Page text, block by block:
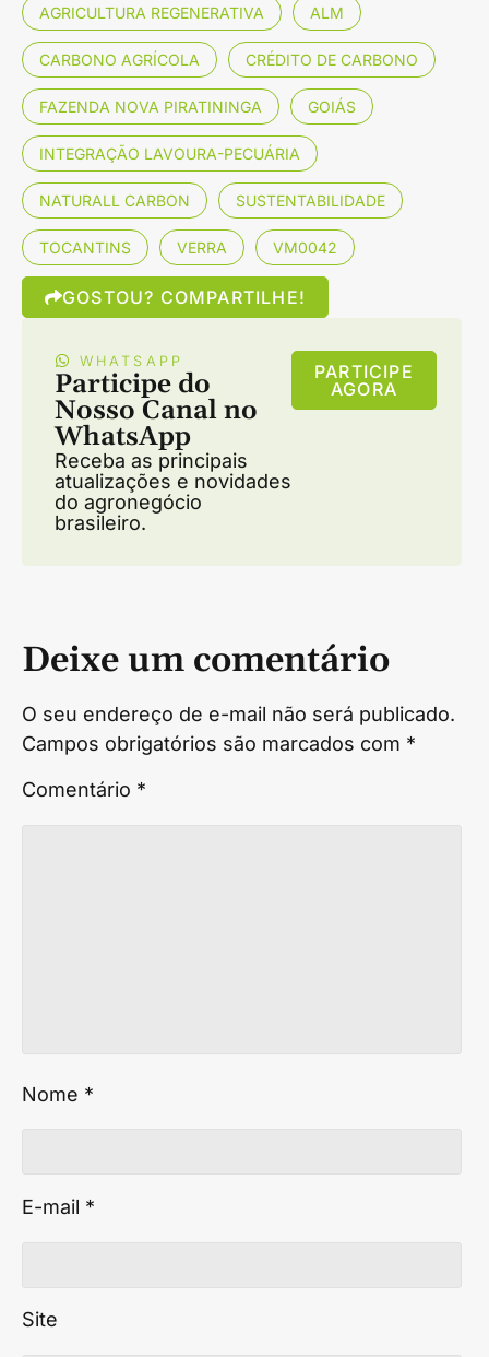
AGRICULTURA REGENERATIVA ALM
CARBONO AGRÍCOLA CRÉDITO DE CARBONO
FAZENDA NOVA PIRATININGA GOIÁS
INTEGRAÇÃO LAVOURA-PECUÁRIA
NATURALL CARBON SUSTENTABILIDADE
TOCANTINS VERRA VM0042
GOSTOU? COMPARTILHE!
WHATSAPP
Participe do
Nosso Canal no
WhatsApp
Receba as principais
atualizações e novidades
do agronegócio
brasileiro.
PARTICIPE
AGORA
Deixe um comentário
O seu endereço de e-mail não será publicado.
Campos obrigatórios são marcados com *
Comentário *
Nome *
E-mail *
Site